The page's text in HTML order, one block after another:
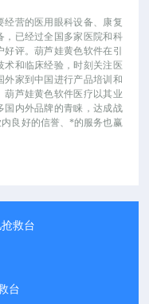
经营的医用眼科设备、康复
，已经过全国多家医院和科
评。葫芦娃黄色软件在引
术和临床经验，时刻关注医
外家到中国进行产品培训和
葫芦娃黄色软件医疗以其业
国内外品牌的青睐，达成战
良好的信誉、*的服务也赢
救台
台